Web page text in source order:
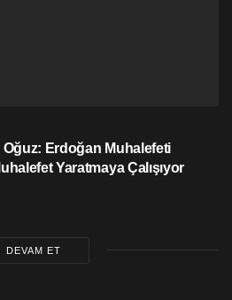
Erdoğan Muhalefeti
Yaratmaya Çalışıyor
DEVAM ET